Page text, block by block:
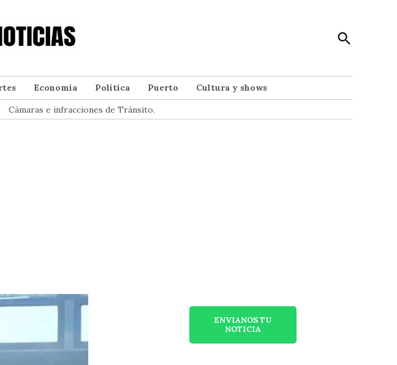
Open
Search
Economía Política Puerto
Cultura y shows
Cámaras e infracciones de Tránsito.
ENVIANOS TU
NOTICIA